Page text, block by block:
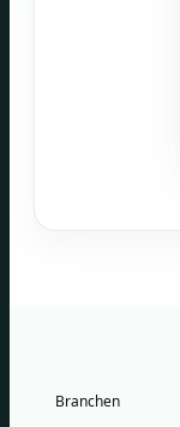
Branchen